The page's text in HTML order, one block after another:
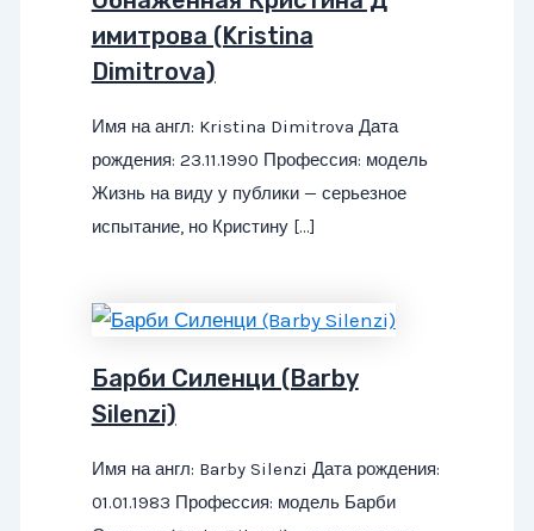
имитрова (Kristina
Dimitrova)
Имя на англ: Kristina Dimitrova Дата
рождения: 23.11.1990 Профессия: модель
Жизнь на виду у публики — серьезное
испытание, но Кристину […]
Барби Силенци (Barby
Silenzi)
Имя на англ: Barby Silenzi Дата рождения:
01.01.1983 Профессия: модель Барби